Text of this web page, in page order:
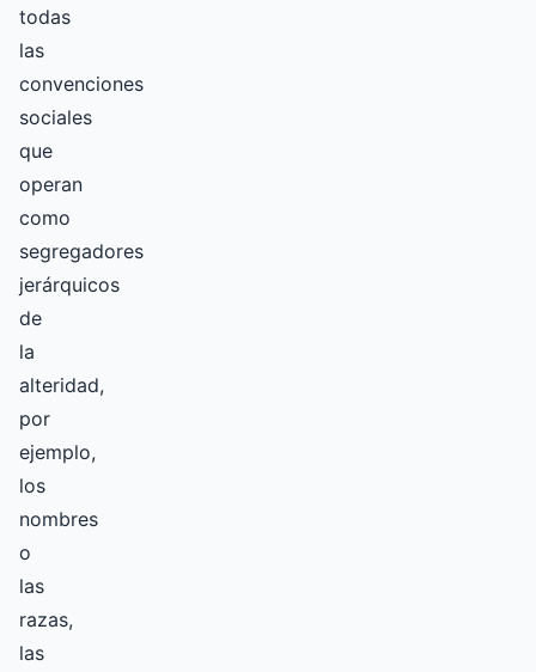
todas
las
convenciones
sociales
que
operan
como
segregadores
jerárquicos
de
la
alteridad,
por
ejemplo,
los
nombres
o
las
razas,
las